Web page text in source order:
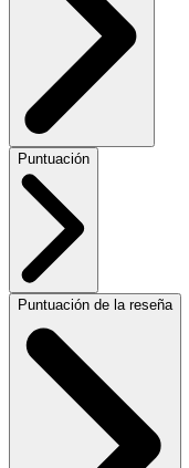
Puntuación
Puntuación de la reseña